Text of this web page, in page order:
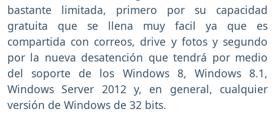
bastante limitada, primero por su capacidad
gratuita que se llena muy facil ya que es
compartida con correos, drive y fotos y segundo
por la nueva desatención que tendrá por medio
del soporte de los Windows 8, Windows 8.1,
Windows Server 2012 y, en general, cualquier
versión de Windows de 32 bits.